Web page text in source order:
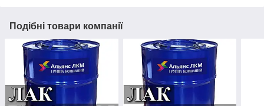
Подібні товари компанії